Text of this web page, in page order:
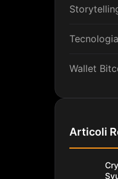
Tecnologia
Wallet
Articoli